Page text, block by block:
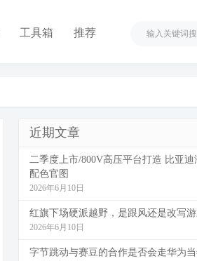
工具箱 推荐
近期文章
二季度上市/800V高压平台打造 比亚迪
配色官图
2026年6月10日
红旗下场硬派越野，是跟风还是改写游
2026年6月10日
字节跳动与赛豆的合作是否会走华为